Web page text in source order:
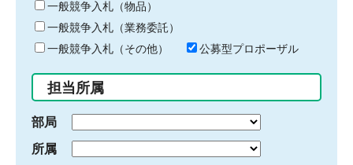
ワ
ー
ド
入
力
一般競争入札（物品）
一般競争入札（業務委託）
一般競争入札（その他）
公募型プロポーザル
担当所属
部局
所属